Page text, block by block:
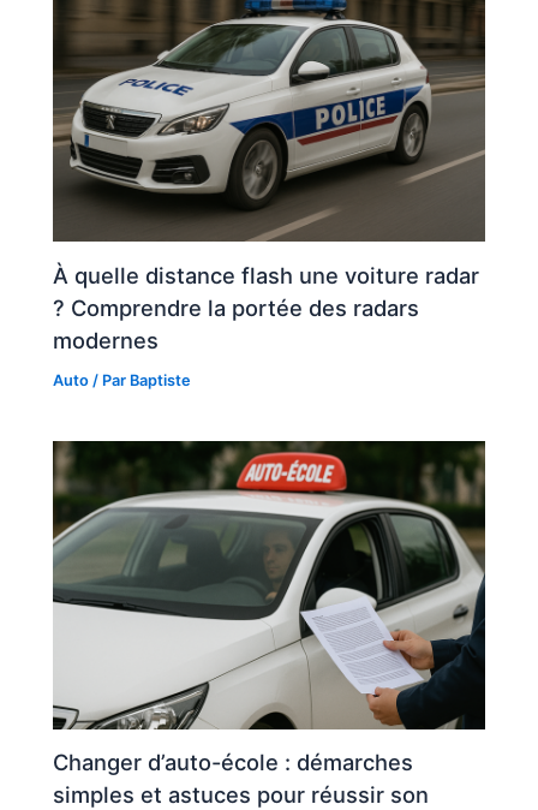
À quelle distance flash une voiture radar
? Comprendre la portée des radars
modernes
Auto / Par Baptiste
Changer d’auto-école : démarches
simples et astuces pour réussir son